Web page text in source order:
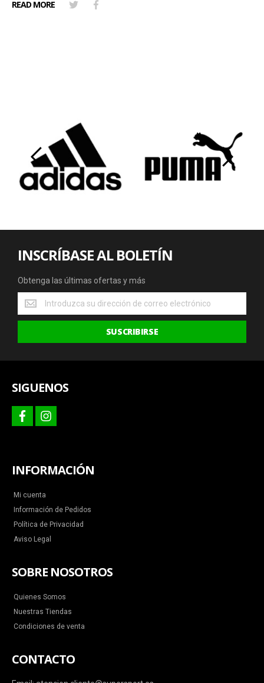
READ MORE
‹ ›
INSCRÍBASE AL BOLETÍN
Obtenga las últimas ofertas y más
Obtenga
las
últimas
y
SUSCRIBIRSE
SIGUENOS
facebookinstagram
INFORMACIÓN
Mi cuenta
Información de Pedidos
Política de Privacidad
Aviso Legal
SOBRE NOSOTROS
Quienes Somos
Nuestras Tiendas
Condiciones de venta
CONTACTO